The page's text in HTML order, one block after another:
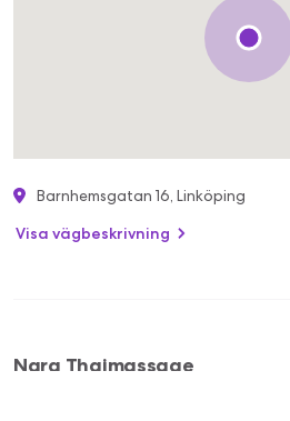
Barnhemsgatan 16, Linköping
Visa vägbeskrivning
Nara Thaimassage